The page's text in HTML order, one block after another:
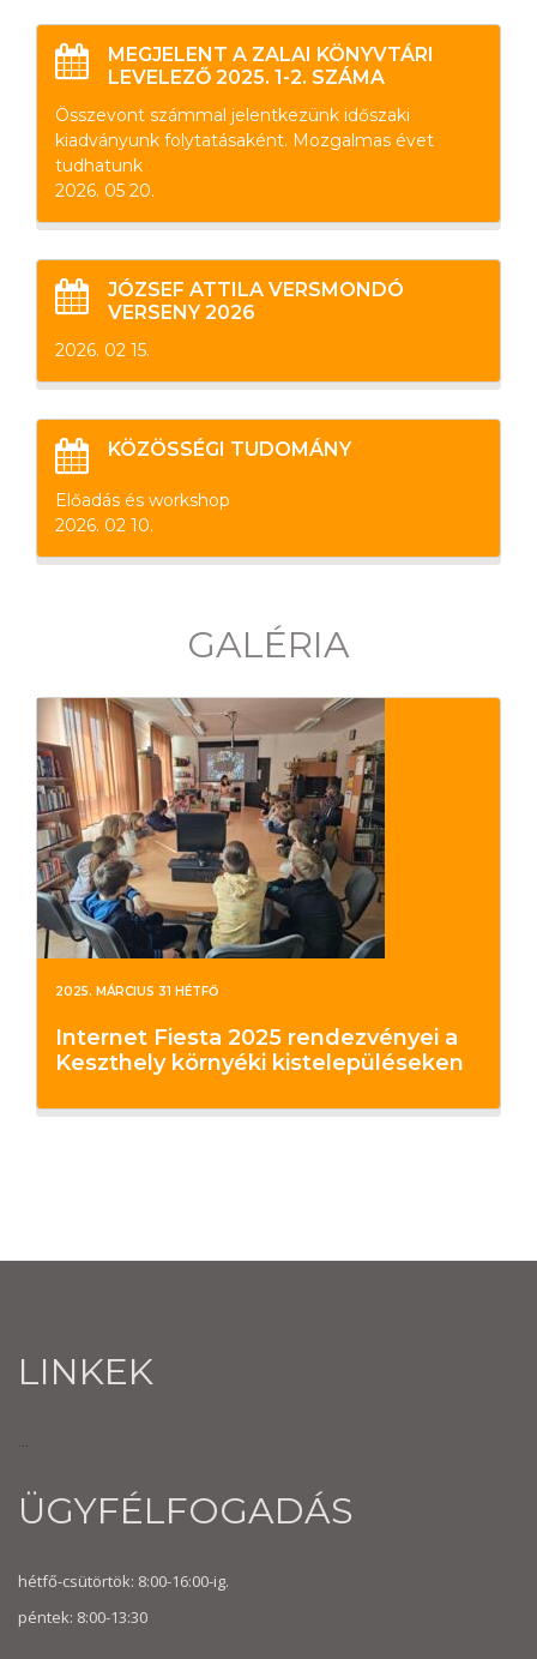
MEGJELENT A ZALAI KÖNYVTÁRI
LEVELEZŐ 2025. 1-2. SZÁMA
Összevont számmal jelentkezünk időszaki
kiadványunk folytatásaként. Mozgalmas évet
tudhatunk
2026. 05 20.
JÓZSEF ATTILA VERSMONDÓ
VERSENY 2026
2026. 02 15.
KÖZÖSSÉGI TUDOMÁNY
Előadás és workshop
2026. 02 10.
GALÉRIA
2025. MÁRCIUS 31 HÉTFŐ
Internet Fiesta 2025 rendezvényei a
Keszthely környéki kistelepüléseken
LINKEK
ÜGYFÉLFOGADÁS
hétfő-csütörtök: 8:00-16:00-ig.
péntek: 8:00-13:30